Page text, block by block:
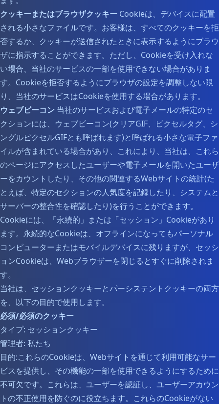
クッキーまたはブラウザクッキー Cookieは、デバイスに配置
される小さなファイルです。お客様は、すべてのクッキーを拒
否するか、クッキーが送信されたときに表示するようにブラウ
ザに指示することができます。ただし、Cookieを受け入れな
い場合、当社のサービスの一部を使用できない場合がありま
す。Cookieを拒否するようにブラウザの設定を調整しない限
り、当社のサービスはCookieを使用する場合があります。
ウェブビーコン 当社のサービスおよび電子メールの特定のセ
クションには、ウェブビーコン(クリアGIF、ピクセルタグ、シ
ングルピクセルGIFとも呼ばれます)と呼ばれる小さな電子ファ
イルが含まれている場合があり、これにより、当社は、これら
のページにアクセスしたユーザーや電子メールを開いたユーザ
ーをカウントしたり、その他の関連するWebサイトの統計(た
とえば、特定のセクションの人気度を記録したり、システムと
サーバーの整合性を確認したり)を行うことができます。
Cookieには、「永続的」または「セッション」Cookieがあり
ます。永続的なCookieは、オフラインになってもパーソナル
コンピューターまたはモバイルデバイスに残りますが、セッシ
ョンCookieは、Webブラウザーを閉じるとすぐに削除されま
す。
当社は、セッションクッキーとパーシステントクッキーの両方
を、以下の目的で使用します。
必須/必須のクッキー
タイプ: セッションクッキー
管理者: 私たち
目的:これらのCookieは、Webサイトを通じて利用可能なサー
ビスを提供し、その機能の一部を使用できるようにするために
不可欠です。これらは、ユーザーを認証し、ユーザーアカウン
トの不正使用を防ぐのに役立ちます。これらのCookieがない